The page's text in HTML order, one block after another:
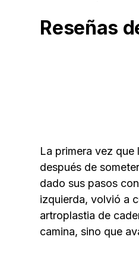
Reseñas
La primera vez que
después de
dado sus pasos
izquierda, volvió a
artroplastia de
camina, sino que